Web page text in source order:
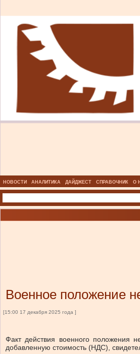
НОВОСТИ АНАЛИТИКА ДАЙДЖЕСТ СПРАВОЧНИК О
Военное положение
[15:00 17 декабря 2025 года ]
Факт действия военного положения
добавленную стоимость (НДС),